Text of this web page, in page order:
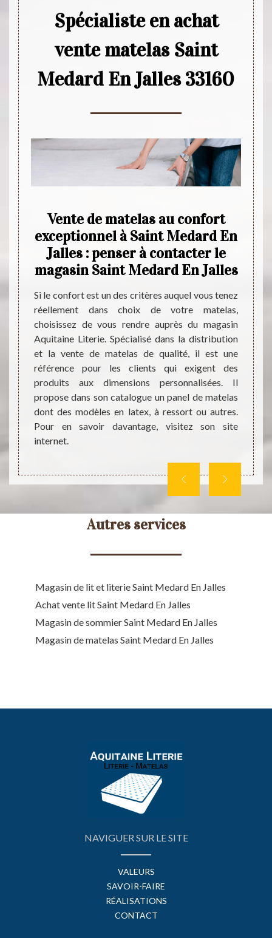
Spécialiste en achat
vente matelas Saint
Medard En Jalles 33160
de
une
à
la
de
Vente de matelas au confort
exceptionnel à Saint Medard En
Jalles : penser à contacter le
magasin Saint Medard En Jalles
Si le confort est un des critères auquel vous tenez
réellement dans choix de votre matelas,
choisissez de vous rendre auprès du magasin
Aquitaine Literie. Spécialisé dans la distribution
et la vente de matelas de qualité, il est une
référence pour les clients qui exigent des
produits aux dimensions personnalisées. Il
propose dans son catalogue un panel de matelas
dont des modèles en latex, à ressort ou autres.
Pour en savoir davantage, visitez son site
internet.
Pour
En
les
Pour
Autres services
Magasin de lit et literie Saint Medard En Jalles
Achat vente lit Saint Medard En Jalles
Magasin de sommier Saint Medard En Jalles
Magasin de matelas Saint Medard En Jalles
NAVIGUER SUR LE SITE
VALEURS
SAVOIR-FAIRE
RÉALISATIONS
CONTACT